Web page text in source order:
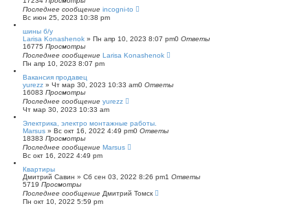
Последнее сообщение incogni-to
Вс июн 25, 2023 10:38 pm
шины б/у
Larisa Konashenok » Пн апр 10, 2023 8:07 pm0 Ответы
16775 Просмотры
Последнее сообщение Larisa Konashenok
Пн апр 10, 2023 8:07 pm
Вакансия продавец
yurezz » Чт мар 30, 2023 10:33 am0 Ответы
16083 Просмотры
Последнее сообщение yurezz
Чт мар 30, 2023 10:33 am
Электрика, электро монтажные работы.
Marsus » Вс окт 16, 2022 4:49 pm0 Ответы
18383 Просмотры
Последнее сообщение Marsus
Вс окт 16, 2022 4:49 pm
Квартиры
Дмитрий Савин » Сб сен 03, 2022 8:26 pm1 Ответы
5719 Просмотры
Последнее сообщение Дмитрий Томск
Пн окт 10, 2022 5:59 pm